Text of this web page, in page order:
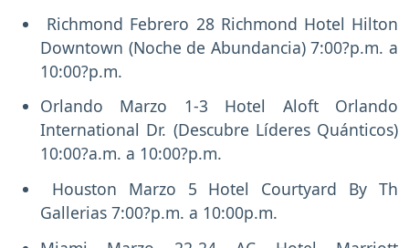
Richmond Febrero 28 Richmond Hotel Hilton
Downtown (Noche de Abundancia) 7:00?p.m. a
10:00?p.m.
Orlando Marzo 1-3 Hotel Aloft Orlando
International Dr. (Descubre Líderes Quánticos)
10:00?a.m. a 10:00?p.m.
Houston Marzo 5 Hotel Courtyard By Th
Gallerias 7:00?p.m. a 10:00p.m.